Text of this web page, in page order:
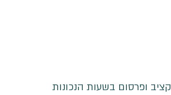
ופרסום בשעות הנכונות